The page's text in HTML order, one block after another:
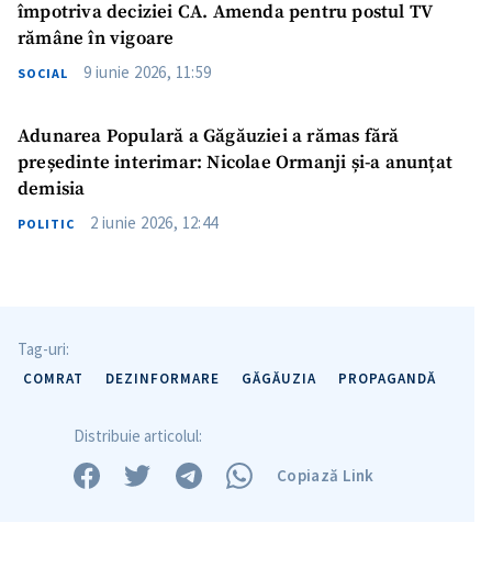
împotriva deciziei CA. Amenda pentru postul TV
rămâne în vigoare
SOCIAL 9 iunie 2026, 11:59
Adunarea Populară a Găgăuziei a rămas fără
președinte interimar: Nicolae Ormanji și-a anunțat
demisia
POLITIC 2 iunie 2026, 12:44
Tag-uri:
COMRAT DEZINFORMARE GĂGĂUZIA PROPAGANDĂ
Distribuie articolul:
Copiază Link